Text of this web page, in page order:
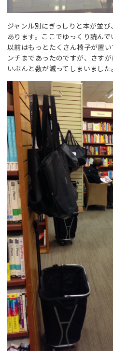
ジャンル別にぎっしりと本が並
あります。ここでゆっくり読んで
以前はもっとたくさん椅子が置
ンチまであったのですが、さす
いぶんと数が減ってしまいました。